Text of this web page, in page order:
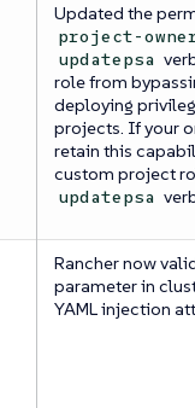
Updated the
project-
updatepsa
role from
deploying
projects. If your
retain this
custom project
updatepsa
Rancher now
parameter in
YAML injection